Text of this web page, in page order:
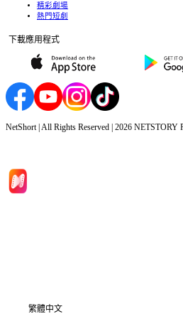
精彩劇場
熱門短劇
下載應用程式
NetShort | All Rights Reserved | 2026 NETSTORY
繁體中文